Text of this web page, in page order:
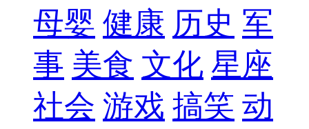
母婴 健康 历史 军
事 美食 文化 星座
社会 游戏 搞笑 动